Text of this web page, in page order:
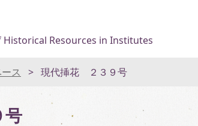
Resources in Institutes
ス 現代挿花 ２３９号
号